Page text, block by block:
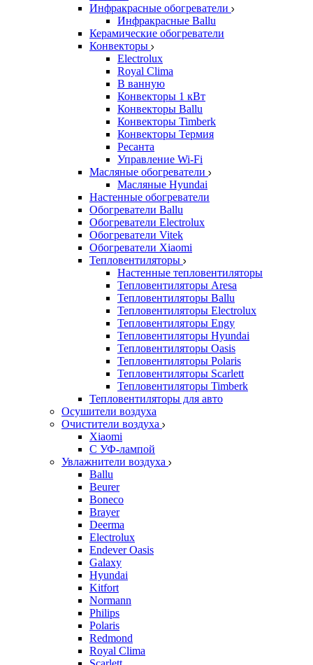
Инфракрасные обогреватели
Инфракрасные Ballu
Керамические обогреватели
Конвекторы
Electrolux
Royal Clima
В ванную
Конвекторы 1 кВт
Конвекторы Ballu
Конвекторы Timberk
Конвекторы Термия
Ресанта
Управление Wi-Fi
Масляные обогреватели
Масляные Hyundai
Настенные обогреватели
Обогреватели Ballu
Обогреватели Electrolux
Обогреватели Vitek
Обогреватели Xiaomi
Тепловентиляторы
Настенные тепловентиляторы
Тепловентиляторы Aresa
Тепловентиляторы Ballu
Тепловентиляторы Electrolux
Тепловентиляторы Engy
Тепловентиляторы Hyundai
Тепловентиляторы Oasis
Тепловентиляторы Polaris
Тепловентиляторы Scarlett
Тепловентиляторы Timberk
Тепловентиляторы для авто
Осушители воздуха
Очистители воздуха
Xiaomi
С УФ-лампой
Увлажнители воздуха
Ballu
Beurer
Boneco
Brayer
Deerma
Electrolux
Endever Oasis
Galaxy
Hyundai
Kitfort
Normann
Philips
Polaris
Redmond
Royal Clima